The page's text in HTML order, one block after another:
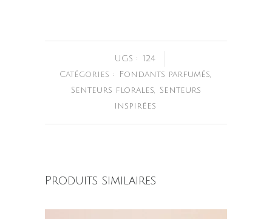
UGS : 124
Catégories :
Fondants parfumés,
Senteurs florales, Senteurs
inspirées
Produits similaires